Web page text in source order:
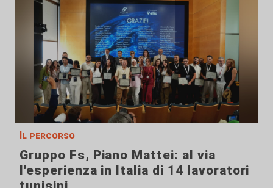
Il percorso
Gruppo Fs, Piano Mattei: al via
l'esperienza in Italia di 14 lavoratori